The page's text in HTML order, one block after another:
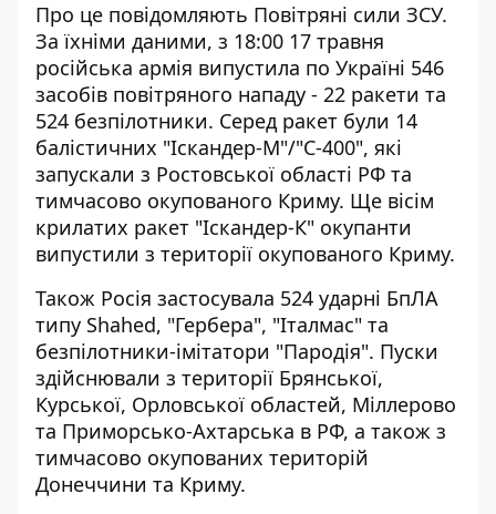
Про це повідомляють Повітряні сили ЗСУ.
За їхніми даними, з 18:00 17 травня
російська армія випустила по Україні 546
засобів повітряного нападу - 22 ракети та
524 безпілотники. Серед ракет були 14
балістичних "Іскандер-М"/"С-400", які
запускали з Ростовської області РФ та
тимчасово окупованого Криму. Ще вісім
крилатих ракет "Іскандер-К" окупанти
випустили з території окупованого Криму.
Також Росія застосувала 524 ударні БпЛА
типу Shahed, "Гербера", "Італмас" та
безпілотники-імітатори "Пародія". Пуски
здійснювали з території Брянської,
Курської, Орловської областей, Міллерово
та Приморсько-Ахтарська в РФ, а також з
тимчасово окупованих територій
Донеччини та Криму.